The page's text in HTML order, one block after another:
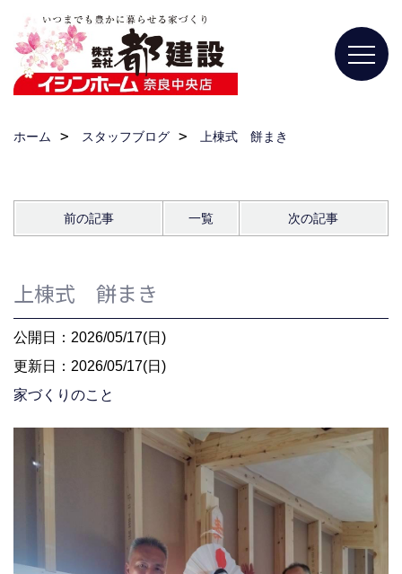
ホーム スタッフブログ 上棟式 餅まき
前の記事 一覧 次の記事
上棟式 餅まき
公開日：2026/05/17(日)
更新日：2026/05/17(日)
家づくりのこと